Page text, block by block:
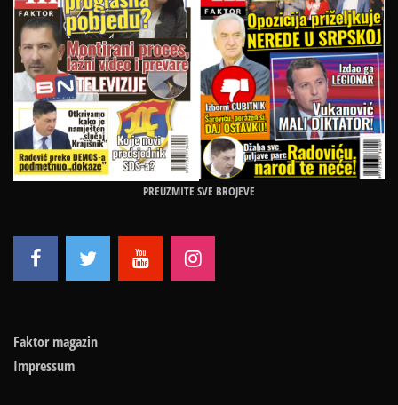
PREUZMITE SVE BROJEVE
Faktor magazin
Impressum